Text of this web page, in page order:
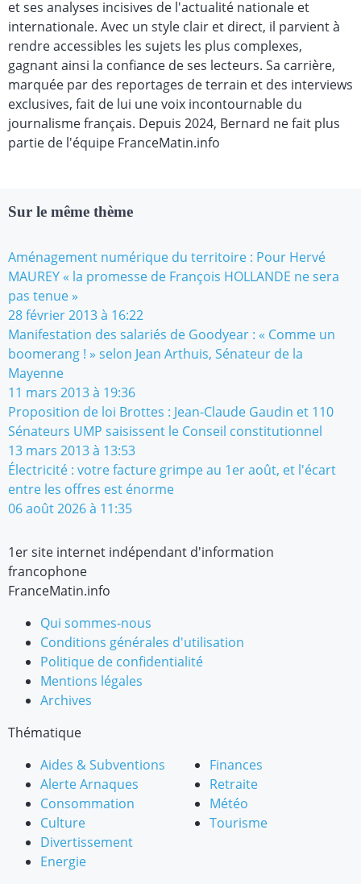
et ses analyses incisives de l'actualité nationale et
internationale. Avec un style clair et direct, il parvient à
rendre accessibles les sujets les plus complexes,
gagnant ainsi la confiance de ses lecteurs. Sa carrière,
marquée par des reportages de terrain et des interviews
exclusives, fait de lui une voix incontournable du
journalisme français. Depuis 2024, Bernard ne fait plus
partie de l'équipe FranceMatin.info
Sur le même thème
Aménagement numérique du territoire : Pour Hervé
MAUREY « la promesse de François HOLLANDE ne sera
pas tenue »
28 février 2013 à 16:22
Manifestation des salariés de Goodyear : « Comme un
boomerang ! » selon Jean Arthuis, Sénateur de la
Mayenne
11 mars 2013 à 19:36
Proposition de loi Brottes : Jean-Claude Gaudin et 110
Sénateurs UMP saisissent le Conseil constitutionnel
13 mars 2013 à 13:53
Électricité : votre facture grimpe au 1er août, et l'écart
entre les offres est énorme
06 août 2026 à 11:35
1er site internet indépendant d'information
francophone
FranceMatin.info
Qui sommes-nous
Conditions générales d'utilisation
Politique de confidentialité
Mentions légales
Archives
Thématique
Aides & Subventions
Alerte Arnaques
Consommation
Culture
Divertissement
Energie
Finances
Retraite
Météo
Tourisme